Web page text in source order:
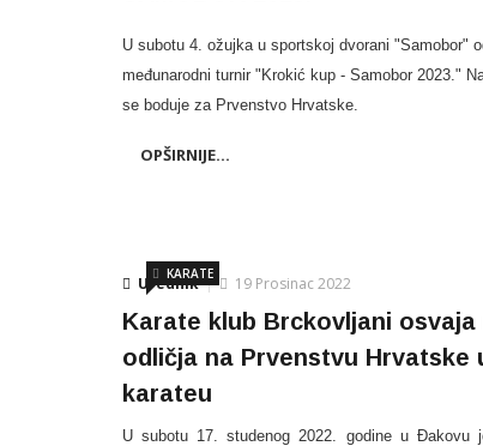
U subotu 4. ožujka u sportskoj dvorani "Samobor"
međunarodni turnir "Krokić kup - Samobor 2023."
se boduje za Prvenstvo Hrvatske.
OPŠIRNIJE...
Urednik
KARATE 19 Prosinac 2022
Karate klub Brckovljani osvaja
odličja na Prvenstvu Hrvatske
karateu
U subotu 17. studenog 2022. godine u Đakovu